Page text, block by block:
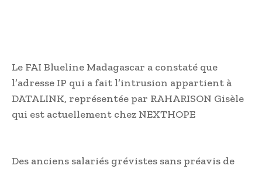
Le FAI Blueline Madagascar a constaté que
l’adresse IP qui a fait l’intrusion appartient à
DATALINK, représentée par RAHARISON Gisèle
qui est actuellement chez NEXTHOPE
Des anciens salariés grévistes sans préavis de